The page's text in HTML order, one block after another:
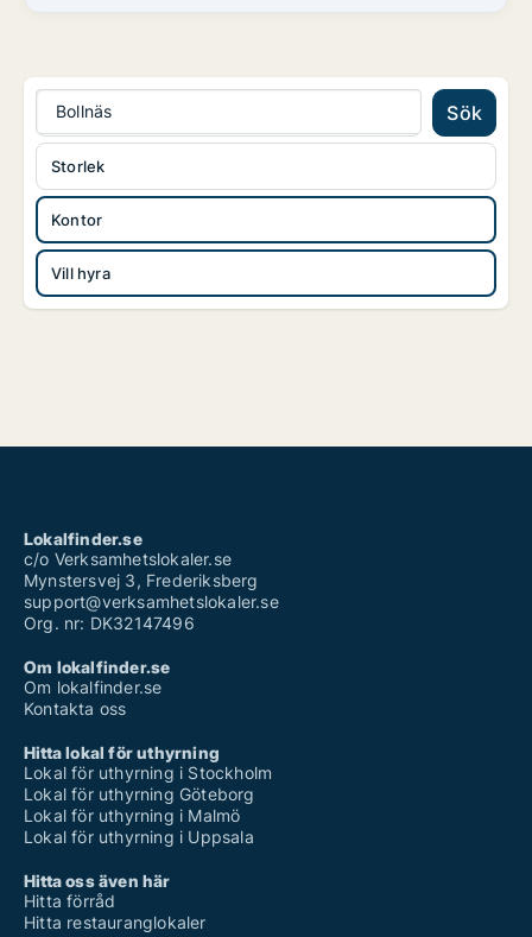
Bollnäs Sök
Kontor
Vill hyra
Storlek
Lokalfinder.se
c/o Verksamhetslokaler.se
Mynstersvej 3, Frederiksberg
support@verksamhetslokaler.se
Org. nr: DK32147496
Om lokalfinder.se
Om lokalfinder.se
Kontakta oss
Hitta lokal för uthyrning
Lokal för uthyrning i Stockholm
Lokal för uthyrning Göteborg
Lokal för uthyrning i Malmö
Lokal för uthyrning i Uppsala
Hitta oss även här
Hitta förråd
Hitta restauranglokaler